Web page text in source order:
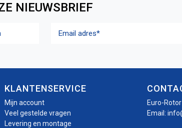
NIEUWSBRIEF
KLANTENSERVICE
Mijn account
Veel gestelde vragen
Levering en montage
Euro-Rotor
Email: